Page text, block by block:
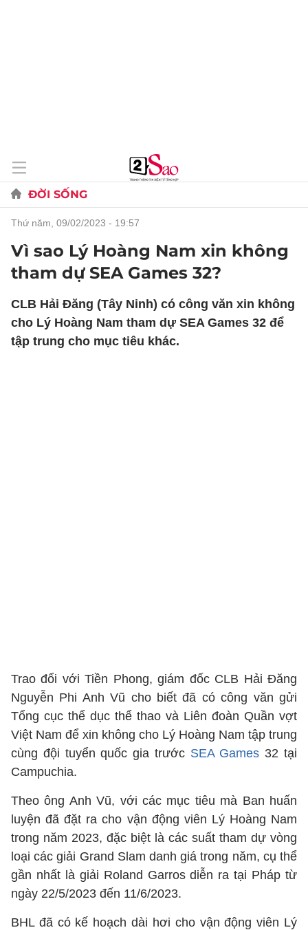
ĐỜI SỐNG
thứ năm, 09/02/2023 - 19:57
Vì sao Lý Hoàng Nam xin không
tham dự SEA Games 32?
CLB Hải Đăng (Tây Ninh) có công văn xin không
cho Lý Hoàng Nam tham dự SEA Games 32 để
tập trung cho mục tiêu khác.
Trao đổi với Tiền Phong, giám đốc CLB Hải Đăng
Nguyễn Phi Anh Vũ cho biết đã có công văn gửi
Tổng cục thể dục thể thao và Liên đoàn Quần vợt
Việt Nam để xin không cho Lý Hoàng Nam tập trung
cùng đội tuyển quốc gia trước SEA Games 32 tại
Campuchia.
Theo ông Anh Vũ, với các mục tiêu mà Ban huấn
luyện đã đặt ra cho vận động viên Lý Hoàng Nam
trong năm 2023, đặc biệt là các suất tham dự vòng
loại các giải Grand Slam danh giá trong năm, cụ thể
gần nhất là giải Roland Garros diễn ra tại Pháp từ
ngày 22/5/2023 đến 11/6/2023.
BHL đã có kế hoạch dài hơi cho vận động viên Lý